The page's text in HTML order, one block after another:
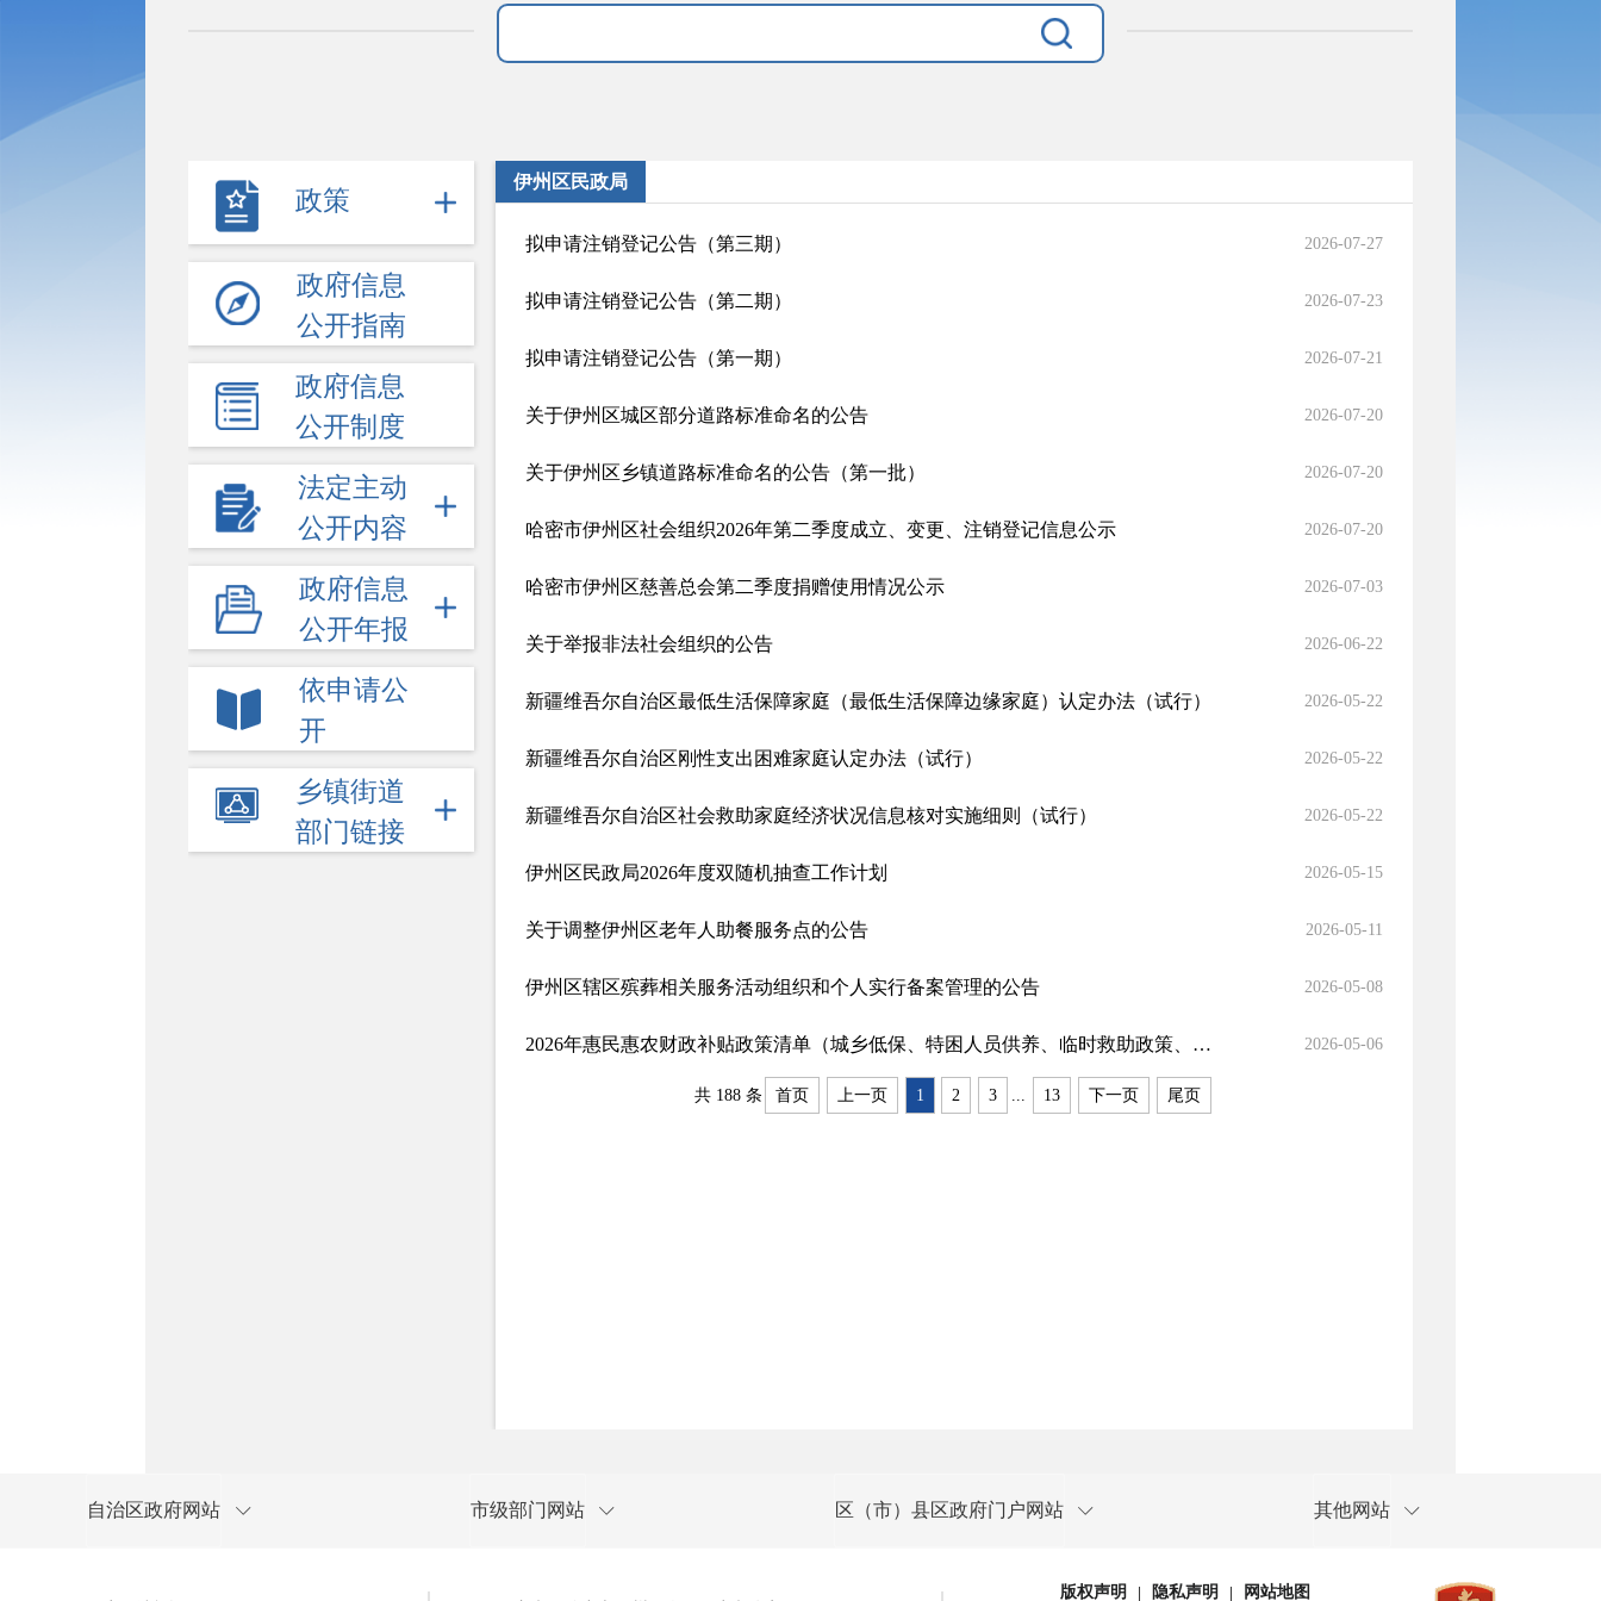
政策
政府信息
公开指南
政府信息
公开制度
法定主动
公开内容
政府信息
公开年报
依申请公
开
乡镇街道
部门链接
伊州区民政局
拟申请注销登记公告（第三期） 2026-07-27
拟申请注销登记公告（第二期） 2026-07-23
拟申请注销登记公告（第一期） 2026-07-21
关于伊州区城区部分道路标准命名的公告 2026-07-20
关于伊州区乡镇道路标准命名的公告（第一批） 2026-07-20
哈密市伊州区社会组织2026年第二季度成立、变更、注销登记信息公示 2026-07-20
哈密市伊州区慈善总会第二季度捐赠使用情况公示 2026-07-03
关于举报非法社会组织的公告 2026-06-22
新疆维吾尔自治区最低生活保障家庭（最低生活保障边缘家庭）认定办法（试行） 2026-05-22
新疆维吾尔自治区刚性支出困难家庭认定办法（试行） 2026-05-22
新疆维吾尔自治区社会救助家庭经济状况信息核对实施细则（试行） 2026-05-22
伊州区民政局2026年度双随机抽查工作计划 2026-05-15
关于调整伊州区老年人助餐服务点的公告 2026-05-11
伊州区辖区殡葬相关服务活动组织和个人实行备案管理的公告 2026-05-08
2026年惠民惠农财政补贴政策清单（城乡低保、特困人员供养、临时救助政策、标准及流程） 2026-05-06
共 188 条 首页 上一页 1 2 3 13 下一页 尾页
自治区政府网站 市级部门网站 区（市）县区政府门户网站 其他网站
版权声明 隐私声明 网站地图